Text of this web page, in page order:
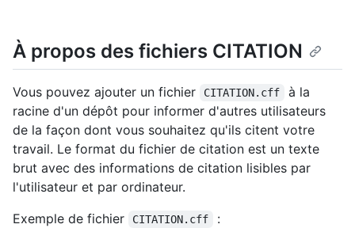
À propos des fichiers CITATION
Vous pouvez ajouter un fichier CITATION.cff
à la
racine d'un dépôt pour informer d'autres utilisateurs
de la façon dont vous souhaitez qu'ils citent votre
travail. Le format du fichier de citation est un texte
brut avec des informations de citation lisibles par
l'utilisateur et par ordinateur.
Exemple de fichier
CITATION.cff :